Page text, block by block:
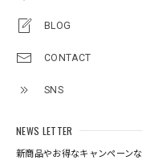
BLOG
CONTACT
SNS
NEWS LETTER
新商品やお得なキャンペーン